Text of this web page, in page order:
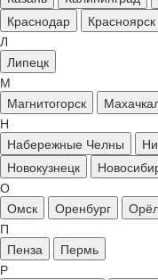
Краснодар
Красноярск
Л
Липецк
М
Магнитогорск
Н
Набережные Челны
Новокузнецк
О
Омск
Оренбург
П
Пенза
Пермь
Р